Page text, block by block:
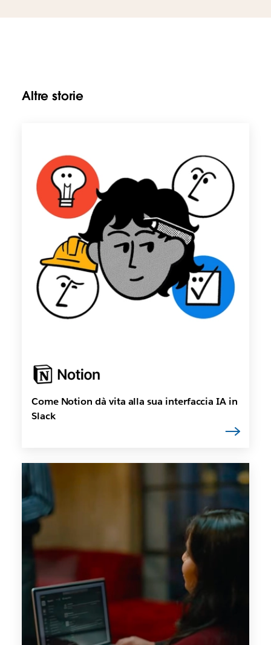
Altre storie
Come Notion dà vita alla sua interfaccia IA in
Slack